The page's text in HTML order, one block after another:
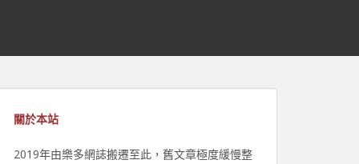
關於本站
2019年由樂多網誌搬遷至此，舊文章極度緩慢整